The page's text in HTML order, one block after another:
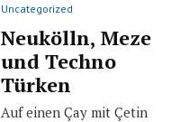
Uncategorized
Neukölln, Meze
und Techno
Türken
Auf einen Çay mit Çetin